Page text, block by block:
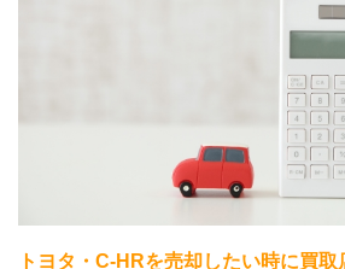
トヨタ・C-HRを売却したい時に買